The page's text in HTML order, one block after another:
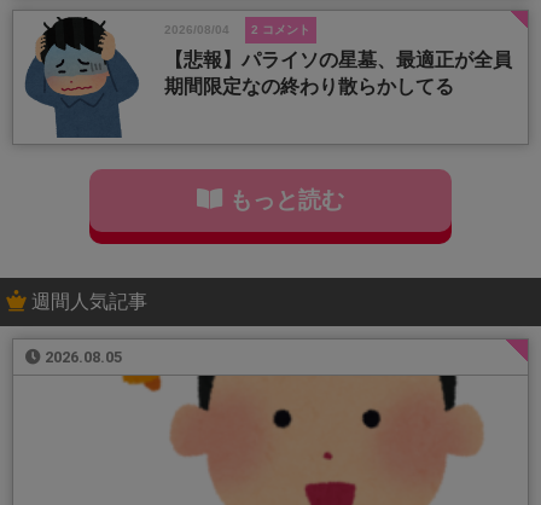
2026/08/04 2 コメント
【悲報】パライソの星墓、最適正が全員
期間限定なの終わり散らかしてる
もっと読む
週間人気記事
2026.08.05